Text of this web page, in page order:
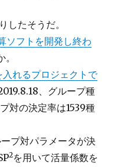
したそうだ。
ソフトを開発し終わ
れるプロジェクトで
、グループ種
対の決定率は1539種
プ対パラメータが決
2を用いて活量係数を